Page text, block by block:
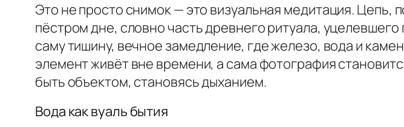
Это не просто снимок — это визуальная медитация. Цепь,
пёстром дне, словно часть древнего ритуала,
саму тишину, вечное замедление, где железо, вода и
элемент живёт вне времени, а сама фотография
быть объектом, становясь дыханием.
Вода как вуаль бытия